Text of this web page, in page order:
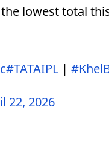
lowest total
#TATAIPL |
22, 2026